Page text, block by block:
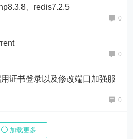
、redis7.2.5
0
0
证书登录以及修改端口加强服
0
加载更多